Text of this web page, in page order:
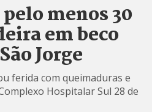
menos 30
em beco
Jorge
ferida com queimaduras e
Hospitalar Sul 28 de